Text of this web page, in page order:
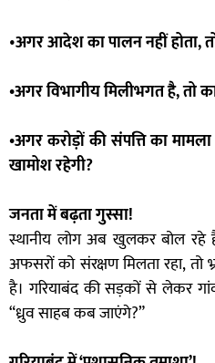
•अगर आदेश का पालन नहीं होता,
•अगर विभागीय मिलीभगत है, तो
•अगर करोड़ों की संपत्ति का
खामोश रहेगी?
जनता में बढ़ता गुस्सा!
स्थानीय लोग अब खुलकर बोल
अफसरों को संरक्षण मिलता रहा, तो
है। गरियाबंद की सड़कों से लेकर
“ध्रुव साहब कब जाएंगे?”